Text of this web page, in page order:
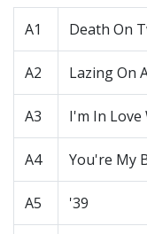
A1 Death On
A2 Lazing On
A3 I'm In Love
A4 You're My
A5 '39